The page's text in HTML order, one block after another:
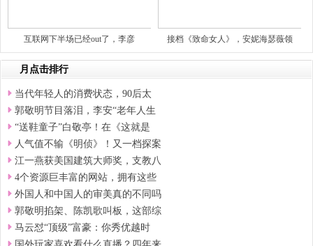
互联网下半场已经out了，李彦 接档《致命女人》，安妮海瑟薇领
月点击排行
当代年轻人的消费状态，90后太
郭敬明节目落泪，李安“老年人生
“送鞋童子”白敬亭！在《这就是
人气值不输《明侦》！又一档探案
江一燕获美国建筑大师奖，支教八
4个资源巨丰富的网站，拥有这些
外国人和中国人的审美真的不同吗
郭敬明掐架、陈凯歌叫板，这部综
马云怼“顶级”富豪：你秀优越时